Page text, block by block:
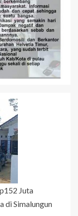
Juta
di Simalungun